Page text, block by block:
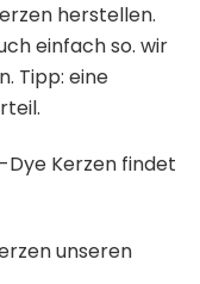
herstellen.
einfach so. wir
Tipp: eine
Kerzen findet
unseren